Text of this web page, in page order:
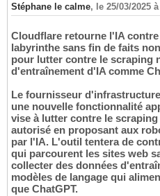
Stéphane le calme, le 25/03/2025
Cloudflare retourne l'IA
labyrinthe sans fin de faits
pour lutter contre le scraping
d'entraînement d'IA comme
Le fournisseur
une nouvelle fonctionnalité
vise à lutter contre le
autorisé en proposant aux
par l'IA. L'outil tentera de
qui parcourent les sites web
collecter des données
modèles de langage qui
que ChatGPT.